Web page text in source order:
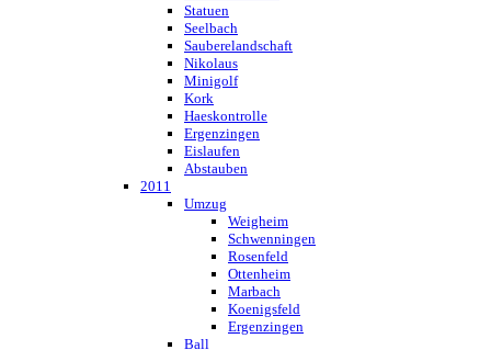
Statuen
Seelbach
Sauberelandschaft
Nikolaus
Minigolf
Kork
Haeskontrolle
Ergenzingen
Eislaufen
Abstauben
2011
Umzug
Weigheim
Schwenningen
Rosenfeld
Ottenheim
Marbach
Koenigsfeld
Ergenzingen
Ball